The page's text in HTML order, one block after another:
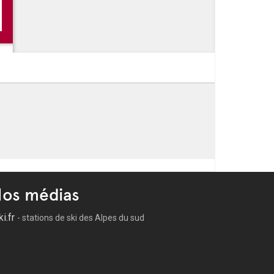
médias
- stations de ski des Alpes du sud